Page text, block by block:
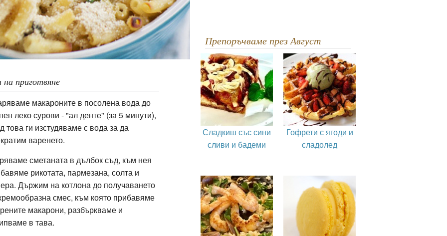
на приготвяне
макароните в посолена вода до
леко сурови - "ал денте" (за 5 минути),
това ги изстудяваме с вода за да
варенето.
сметаната в дълбок съд, към нея
рикотата, пармезана, солта и
Държим на котлона до получаването
смес, към която прибавяме
макарони, разбъркваме и
в тава.
Препоръчваме през Август
Сладкиш със сини
сливи и бадеми
Гофрети с ягоди и
сладолед